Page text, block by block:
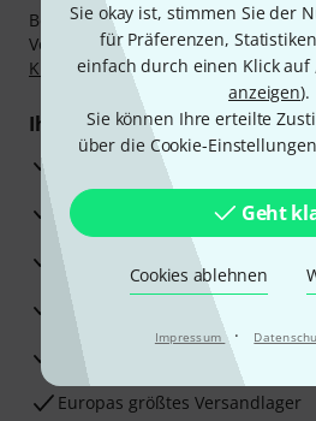
Sie okay ist, stimmen Sie der
für Präferenzen,
einfach durch einen Klick auf
anzeigen).
Sie können Ihre erteilte
über die Cookie-
Geht
Cookies ablehnen
Impressum ·
Bezahlen Sie vertraulich und
Vorkasse, PayPal, Amazon Pay,
Klarna Ratenzahlungoder
Ihre Vorteile
3 Jahre Thomann Garantie
30 Tage Money-Back-Garantie
Beratung durch Fachexperten
Zufriedenheitsgarantie
Europas größtes Versandlager